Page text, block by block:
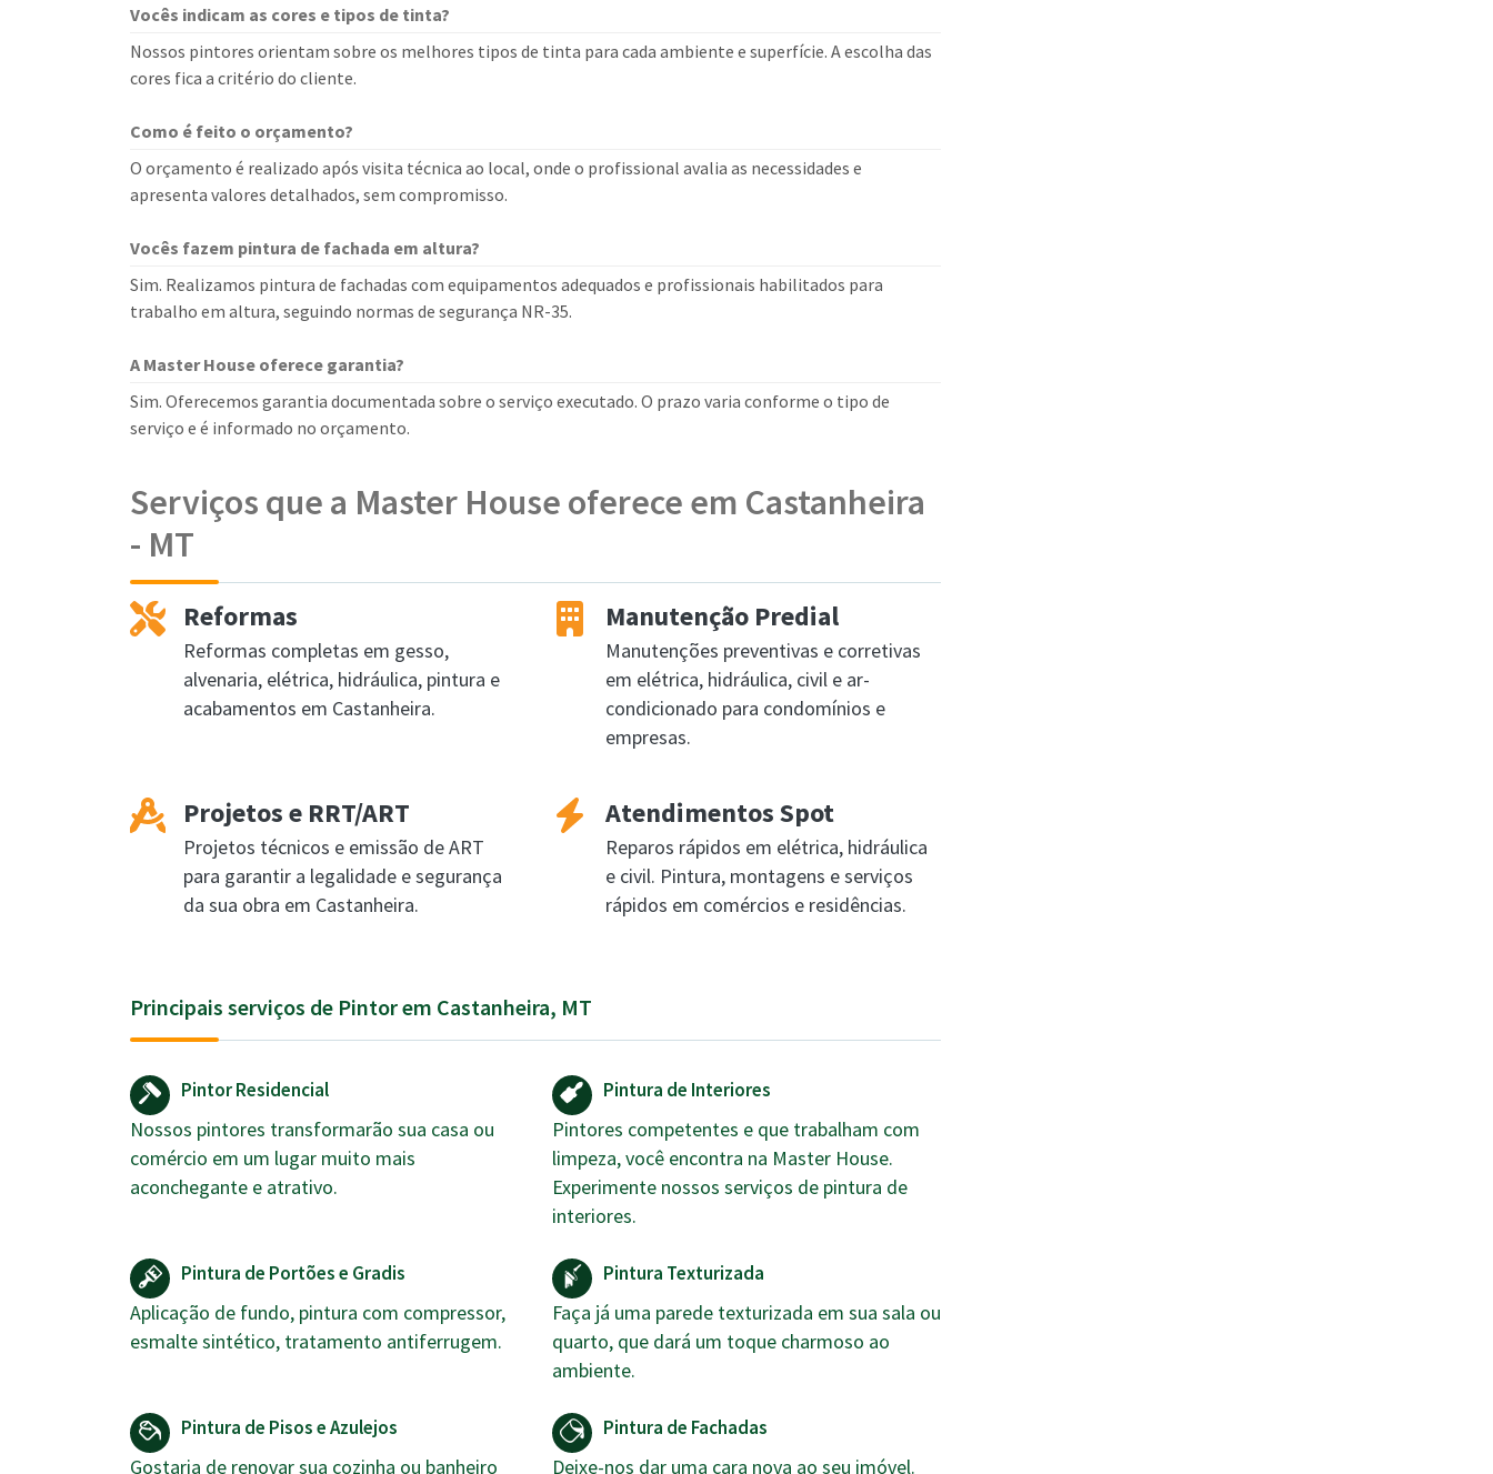
Vocês indicam as cores e tipos de tinta?
Nossos pintores orientam sobre os melhores tipos de tinta para cada ambiente e superfície. A escolha das
cores fica a critério do cliente.
Como é feito o orçamento?
O orçamento é realizado após visita técnica ao local, onde o profissional avalia as necessidades e
apresenta valores detalhados, sem compromisso.
Vocês fazem pintura de fachada em altura?
Sim. Realizamos pintura de fachadas com equipamentos adequados e profissionais habilitados para
trabalho em altura, seguindo normas de segurança NR-35.
A Master House oferece garantia?
Sim. Oferecemos garantia documentada sobre o serviço executado. O prazo varia conforme o tipo de
serviço e é informado no orçamento.
Serviços que a Master House oferece em Castanheira
- MT
Reformas
Reformas completas em gesso,
alvenaria, elétrica, hidráulica, pintura e
acabamentos em Castanheira.
Manutenção Predial
Manutenções preventivas e corretivas
em elétrica, hidráulica, civil e ar-
condicionado para condomínios e
empresas.
Projetos e RRT/ART
Projetos técnicos e emissão de ART
para garantir a legalidade e segurança
da sua obra em Castanheira.
Atendimentos Spot
Reparos rápidos em elétrica, hidráulica
e civil. Pintura, montagens e serviços
rápidos em comércios e residências.
Principais serviços de Pintor em Castanheira, MT
Pintor Residencial
Nossos pintores transformarão sua casa ou
comércio em um lugar muito mais
aconchegante e atrativo.
Pintura de Interiores
Pintores competentes e que trabalham com
limpeza, você encontra na Master House.
Experimente nossos serviços de pintura de
interiores.
Pintura de Portões e Gradis
Aplicação de fundo, pintura com compressor,
esmalte sintético, tratamento antiferrugem.
Pintura Texturizada
Faça já uma parede texturizada em sua sala ou
quarto, que dará um toque charmoso ao
ambiente.
Pintura de Pisos e Azulejos
Gostaria de renovar sua cozinha ou banheiro
Pintura de Fachadas
Deixe-nos dar uma cara nova ao seu imóvel.